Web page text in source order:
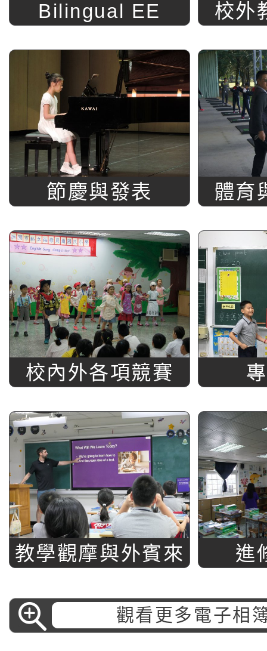
Bilingual EE 校外
節慶與發表 體育
校內外各項競賽
教學觀摩與外賓來
進
觀看更多電子相